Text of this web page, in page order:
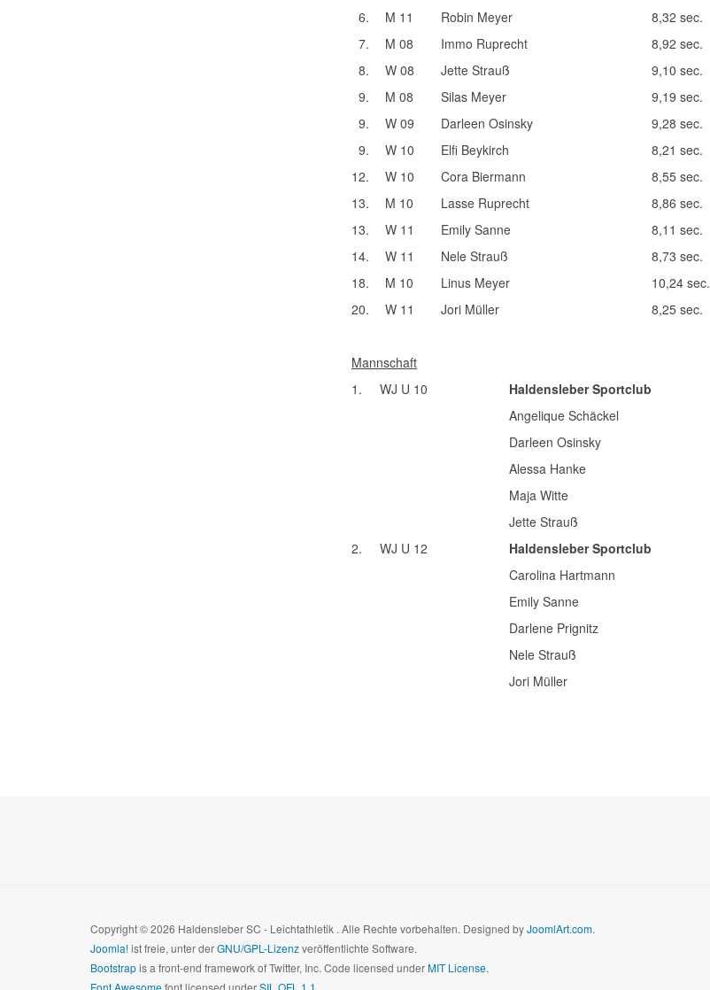
6.
M 11 Robin Meyer 8,32 sec.
7.
M 08 Immo Ruprecht 8,92 sec.
8.
W 08 Jette Strauß 9,10 sec.
9.
M 08 Silas Meyer 9,19 sec.
9.
W 09 Darleen Osinsky 9,28 sec.
9.
W 10 Elfi Beykirch 8,21 sec.
12.
W 10 Cora Biermann 8,55 sec.
13.
M 10 Lasse Ruprecht 8,86 sec.
13.
W 11 Emily Sanne 8,11 sec.
14.
W 11 Nele Strauß 8,73 sec.
18.
M 10 Linus Meyer 10,24 sec.
20.
W 11 Jori Müller 8,25 sec.
Mannschaft
1.
WJ U 10 Haldensleber Sportclub
Angelique Schäckel
Darleen Osinsky
Alessa Hanke
Maja Witte
Jette Strauß
2.
WJ U 12 Haldensleber Sportclub
Carolina Hartmann
Emily Sanne
Darlene Prignitz
Nele Strauß
Jori Müller
Copyright © 2026 Haldensleber SC - Leichtathletik . Alle Rechte vorbehalten. Designed byJoomlArt.com.
Joomla!ist freie, unter derGNU/GPL-Lizenzveröffentlichte Software.
Bootstrapis a front-end framework of Twitter, Inc. Code licensed underMIT License.
Font Awesomefont licensed underSIL OFL 1.1